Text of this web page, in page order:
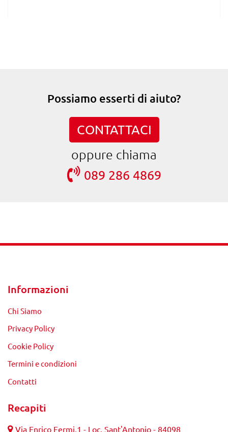
Possiamo esserti di aiuto?
CONTATTACI
oppure chiama
089 286 4869
Informazioni
Chi Siamo
Privacy Policy
Cookie Policy
Termini e condizioni
Contatti
Recapiti
Via Enrico Fermi,1 - Loc. Sant'Antonio - 84098